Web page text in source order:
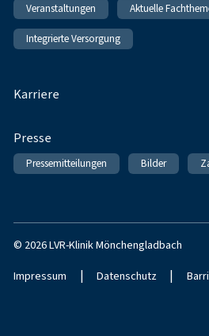
Veranstaltungen Aktuelle
Integrierte Versorgung
Karriere
Presse
Pressemitteilungen Bilder
© 2026 LVR-Klinik Mönchengladbach
Impressum | Datenschutz |